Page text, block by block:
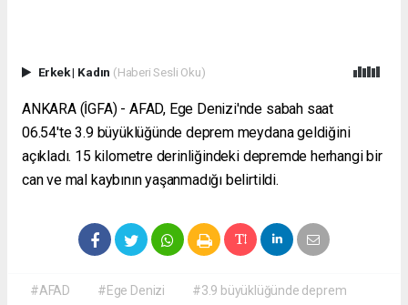
Erkek| Kadın (Haberi Sesli Oku)
ANKARA (İGFA) - AFAD, Ege Denizi'nde sabah saat
06.54'te 3.9 büyüklüğünde deprem meydana geldiğini
açıkladı. 15 kilometre derinliğindeki depremde herhangi bir
can ve mal kaybının yaşanmadığı belirtildi.
#AFAD #Ege Denizi #3.9 büyüklüğünde deprem